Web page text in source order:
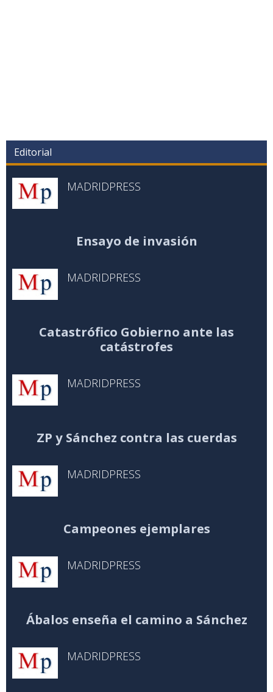
Editorial
MADRIDPRESS
Ensayo de invasión
MADRIDPRESS
Catastrófico Gobierno ante las
catástrofes
MADRIDPRESS
ZP y Sánchez contra las cuerdas
MADRIDPRESS
Campeones ejemplares
MADRIDPRESS
Ábalos enseña el camino a Sánchez
MADRIDPRESS